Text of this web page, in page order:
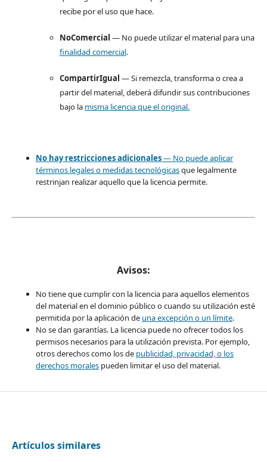
recibe por el uso que hace.
NoComercial — No puede utilizar el material para una
finalidad comercial.
CompartirIgual — Si remezcla, transforma o crea a
partir del material, deberá difundir sus contribuciones
bajo la misma licencia que el original.
No hay restricciones adicionales— No puede aplicar
términos legales o medidas tecnológicasque legalmente
restrinjan realizar aquello que la licencia permite.
Avisos:
No tiene que cumplir con la licencia para aquellos elementos
del material en el dominio público o cuando su utilización esté
permitida por la aplicación de una excepción o un límite.
No se dan garantías. La licencia puede no ofrecer todos los
permisos necesarios para la utilización prevista. Por ejemplo,
otros derechos como los de publicidad, privacidad, o los
derechos moralespueden limitar el uso del material.
Artículos similares